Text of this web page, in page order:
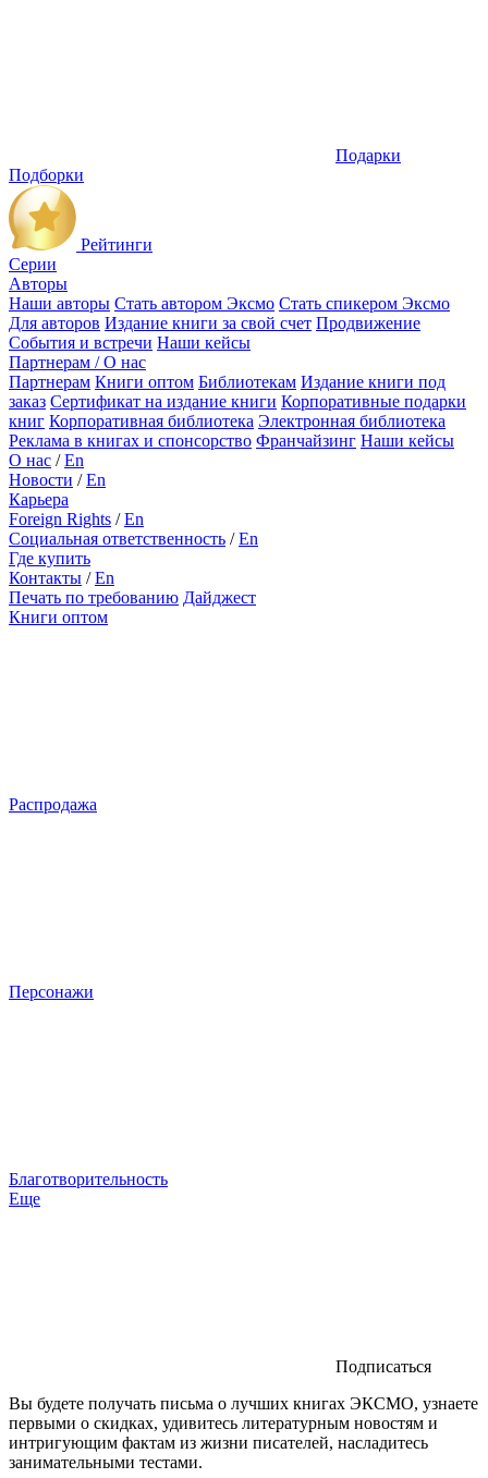
Подарки
Подборки
Рейтинги
Серии
Авторы
Наши авторы Стать автором Эксмо Стать спикером Эксмо
Для авторов Издание книги за свой счет Продвижение
События и встречи Наши кейсы
Партнерам / О нас
Партнерам Книги оптом Библиотекам Издание книги под
заказ Сертификат на издание книги Корпоративные подарки
книг Корпоративная библиотека Электронная библиотека
Реклама в книгах и спонсорство Франчайзинг Наши кейсы
О нас /En
Новости /En
Карьера
Foreign Rights /En
Социальная ответственность /En
Где купить
Контакты /En
Печать по требованию Дайджест
Книги оптом
Распродажа
Персонажи
Благотворительность
Еще
Подписаться
Вы будете получать письма о лучших книгах ЭКСМО, узнаете
первыми о скидках, удивитесь литературным новостям и
интригующим фактам из жизни писателей, насладитесь
занимательными тестами.